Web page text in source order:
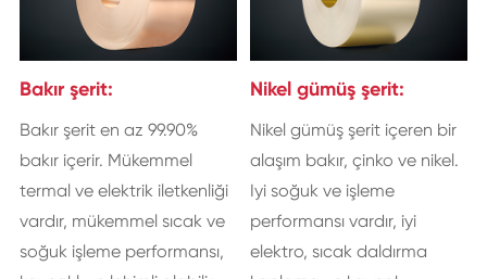
Bakır şerit:
Bakır şerit en az 99.90%
bakır içerir. Mükemmel
termal ve elektrik iletkenliği
vardır, mükemmel sıcak ve
soğuk işleme performansı,
Nikel gümüş şerit:
Nikel gümüş şerit içeren bir
alaşım bakır, çinko ve nikel.
Iyi soğuk ve işleme
performansı vardır, iyi
elektro, sıcak daldırma